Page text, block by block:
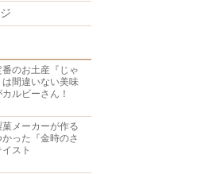
のお土産『じゃ
間違いない美味
ルビーさん！
メーカーが作る
った『金時のさ
スト